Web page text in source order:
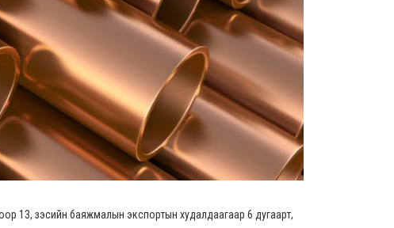
13, зэсийн баяжмалын экспортын худалдаагаар 6 дугаарт,